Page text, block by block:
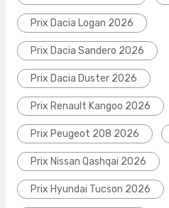
Prix Dacia Logan 2026
Prix Dacia Sandero 2026
Prix Dacia Duster 2026
Prix Renault Kangoo 2026
Prix Peugeot 208 2026
Prix Nissan Qashqai 2026
Prix Hyundai Tucson 2026